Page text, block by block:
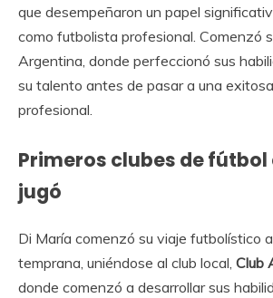
que desempeñaron un papel
como futbolista profesional. Comenzó
Argentina, donde perfeccionó sus
su talento antes de pasar a una
profesional.
Primeros clubes de fútbol
jugó
Di María comenzó su viaje futbolístico
temprana, uniéndose al club local, Club
donde comenzó a desarrollar sus